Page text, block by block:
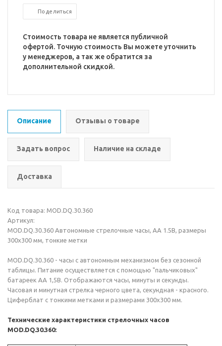
Поделиться
Стоимость товара не является публичной
офертой. Точную стоимость Вы можете уточнить
у менеджеров, а так же обратится за
дополнительной скидкой.
Описание Отзывы о товаре
Задать вопрос Наличие на складе
Доставка
Код товара: MOD.DQ.30.360
Артикул:
MOD.DQ.30.360 Автономные стрелочные часы, AA 1.5В, размеры
300x300 мм, тонкие метки
MOD.DQ.30.360 - часы с автономным механизмом без сезонной
таблицы. Питание осуществляется с помощью "пальчиковых"
батареек АА 1,5В. Отображаются часы, минуты и секунды.
Часовая и минутная стрелка черного цвета, секундная - красного.
Циферблат с тонкими метками и размерами 300x300 мм.
Технические характеристики стрелочных часов
MOD.DQ.30.360: